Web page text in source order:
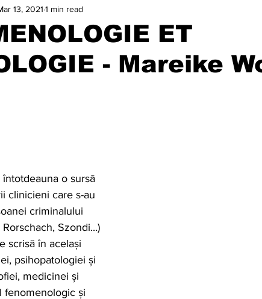
ET
- Mareike
13, 2021 1 min read
întotdeauna o sursă
clinicieni care s-au
criminalului
Szondi...)
scrisă în același
psihopatologiei și
medicinei și
fenomenologic și